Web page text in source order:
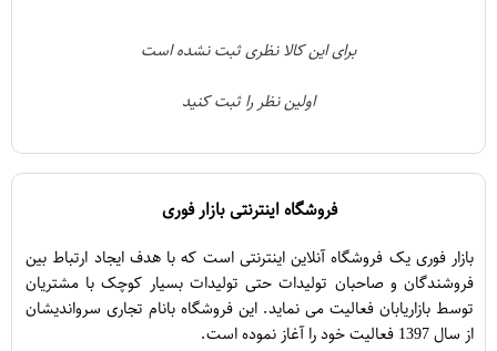
1
برای این کالا نظری ثبت نشده است
اولین نظر را ثبت کنید
فروشگاه اینترنتی بازار فوری
بازار فوری یک فروشگاه آنلاین اینترنتی است که با هدف ایجاد ارتباط بین
فروشندگان و صاحبان تولیدات حتی تولیدات بسیار کوچک با مشتریان
توسط بازاریابان فعالیت می نماید. این فروشگاه بانام تجاری سرواندیشان
از سال 1397 فعالیت خود را آغاز نموده است.